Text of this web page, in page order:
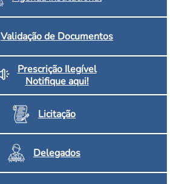
Validação de Documentos
Prescrição Ilegível
Notifique aqui!
Licitação
Delegados